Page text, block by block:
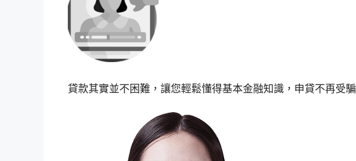
貸款其實並不困難，讓您輕鬆懂得基本金融知識，申貸不再受騙